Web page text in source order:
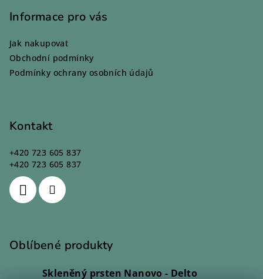
Informace pro vás
Jak nakupovat
Obchodní podmínky
Podmínky ochrany osobních údajů
Kontakt
+420 723 605 837
+420 723 605 837
Oblíbené produkty
Skleněný prsten Nanovo - Delto